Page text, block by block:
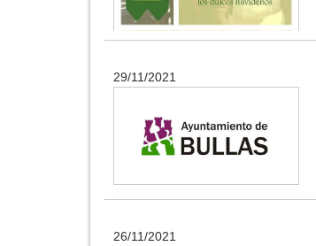
29/11/2021
26/11/2021